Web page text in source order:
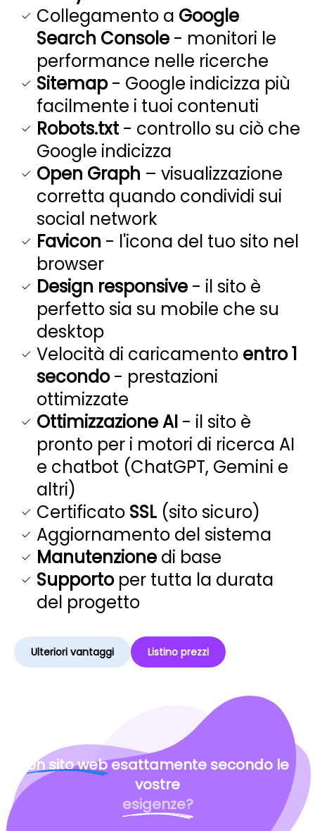
Collegamento a Google
Search Console - monitori le
performance nelle ricerche
Sitemap- Google indicizza più
facilmente i tuoi contenuti
Robots.txt - controllo su ciò che
Google indicizza
Open Graph – visualizzazione
corretta quando condividi sui
social network
Favicon - l'icona del tuo sito nel
browser
Design responsive - il sito è
perfetto sia su mobile che su
desktop
Velocità di caricamento entro 1
secondo- prestazioni
ottimizzate
Ottimizzazione AI - il sito è
pronto per i motori di ricerca AI
e chatbot (ChatGPT, Gemini e
altri)
Certificato SSL (sito sicuro)
Aggiornamento del sistema
Manutenzione di base
Supportoper tutta la durata
del progetto
Ulteriori vantaggi Listino prezzi
Un sito webesattamente secondo le
vostre
esigenze?